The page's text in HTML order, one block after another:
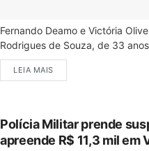
Fernando Deamo e Victória
Rodrigues de Souza, de 33
LEIA MAIS
Polícia Militar prende
apreende R$ 11,3 mil em